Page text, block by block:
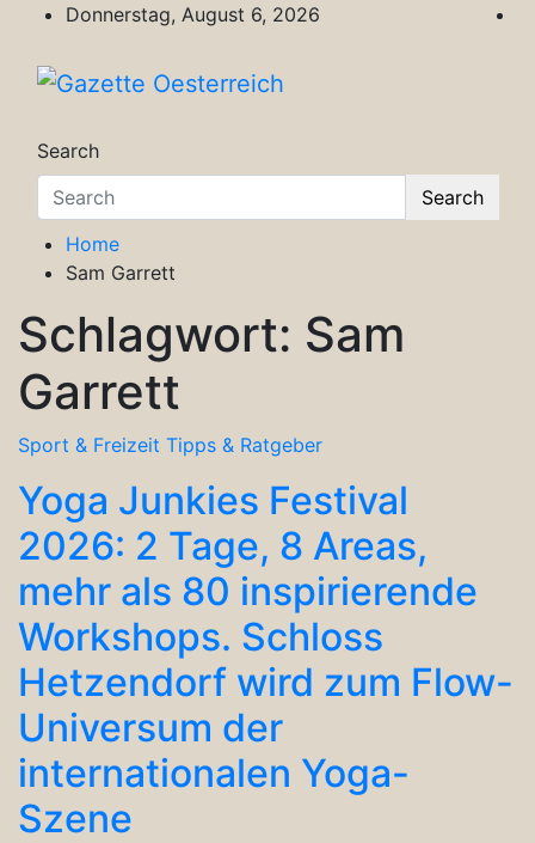
content
Donnerstag, August 6, 2026
Search
Search
Home
Sam Garrett
Schlagwort: Sam
Garrett
Sport & Freizeit Tipps & Ratgeber
Yoga Junkies Festival
2026: 2 Tage, 8 Areas,
mehr als 80 inspirierende
Workshops. Schloss
Hetzendorf wird zum Flow-
Universum der
internationalen Yoga-
Szene